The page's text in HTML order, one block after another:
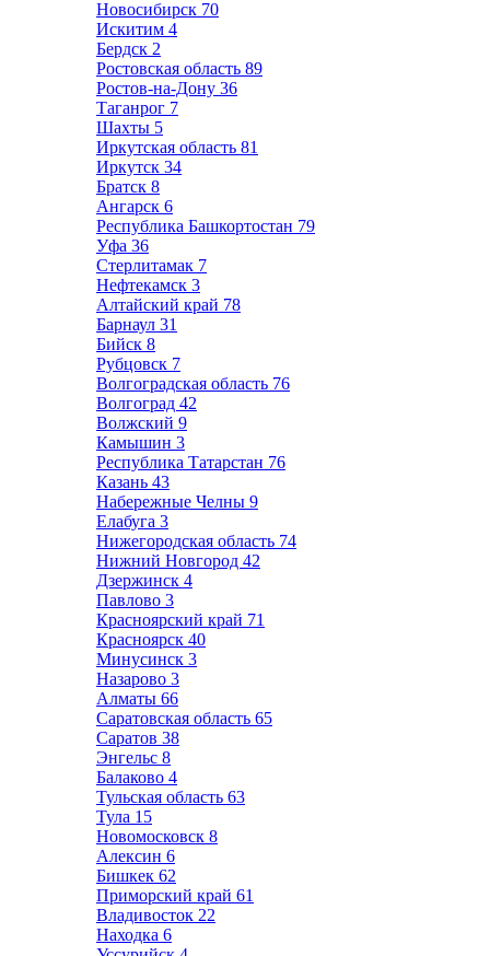
Новосибирск 70
Искитим 4
Бердск 2
Ростовская область 89
Ростов-на-Дону 36
Таганрог 7
Шахты 5
Иркутская область 81
Иркутск 34
Братск 8
Ангарск 6
Республика Башкортостан 79
Уфа 36
Стерлитамак 7
Нефтекамск 3
Алтайский край 78
Барнаул 31
Бийск 8
Рубцовск 7
Волгоградская область 76
Волгоград 42
Волжский 9
Камышин 3
Республика Татарстан 76
Казань 43
Набережные Челны 9
Елабуга 3
Нижегородская область 74
Нижний Новгород 42
Дзержинск 4
Павлово 3
Красноярский край 71
Красноярск 40
Минусинск 3
Назарово 3
Алматы 66
Саратовская область 65
Саратов 38
Энгельс 8
Балаково 4
Тульская область 63
Тула 15
Новомосковск 8
Алексин 6
Бишкек 62
Приморский край 61
Владивосток 22
Находка 6